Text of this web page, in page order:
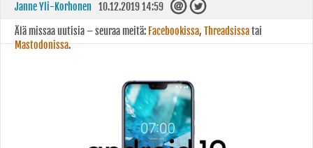
Janne Yli-Korhonen 10.12.2019 14:59
Älä missaa uutisia – seuraa meitä: Facebookissa, Threadsissatai
Mastodonissa.